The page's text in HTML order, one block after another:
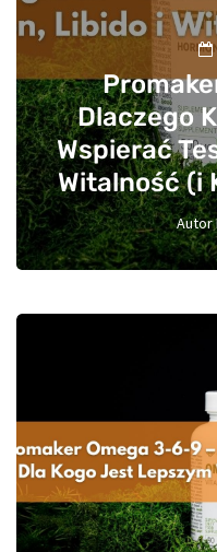
Dlaczego
Wspierać
Witalność (i
Autor